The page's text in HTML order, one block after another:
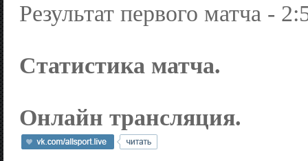
Результат первого матча -
Статистика матча.
Онлайн трансляция.